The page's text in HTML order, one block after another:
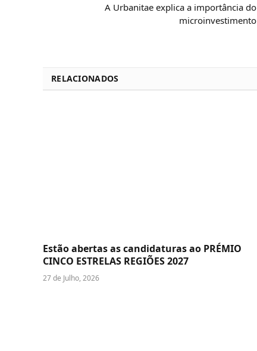
A Urbanitae explica a importância do
microinvestimento
RELACIONADOS
Estão abertas as candidaturas ao PRÉMIO
CINCO ESTRELAS REGIÕES 2027
27 de Julho, 2026